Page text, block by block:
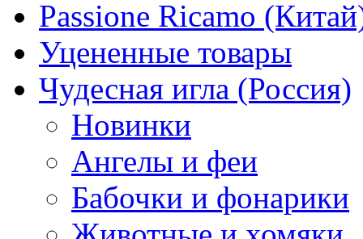
Passione Ricamo
Уцененные товары
Чудесная игла (Россия)
Новинки
Ангелы и феи
Бабочки и фонарики